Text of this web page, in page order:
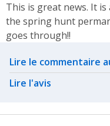
This is great news. It
the spring hunt
goes through!!
Related actions
Lire le commentaire
Lire l'avis